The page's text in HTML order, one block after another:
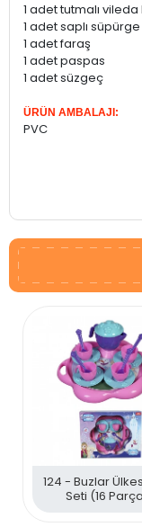
1 adet tutmalı vileda
1 adet saplı süpürge
1 adet faraş
1 adet paspas
1 adet süzgeç
ÜRÜN AMBALAJI:
PVC
124 - Buzlar
Seti (16